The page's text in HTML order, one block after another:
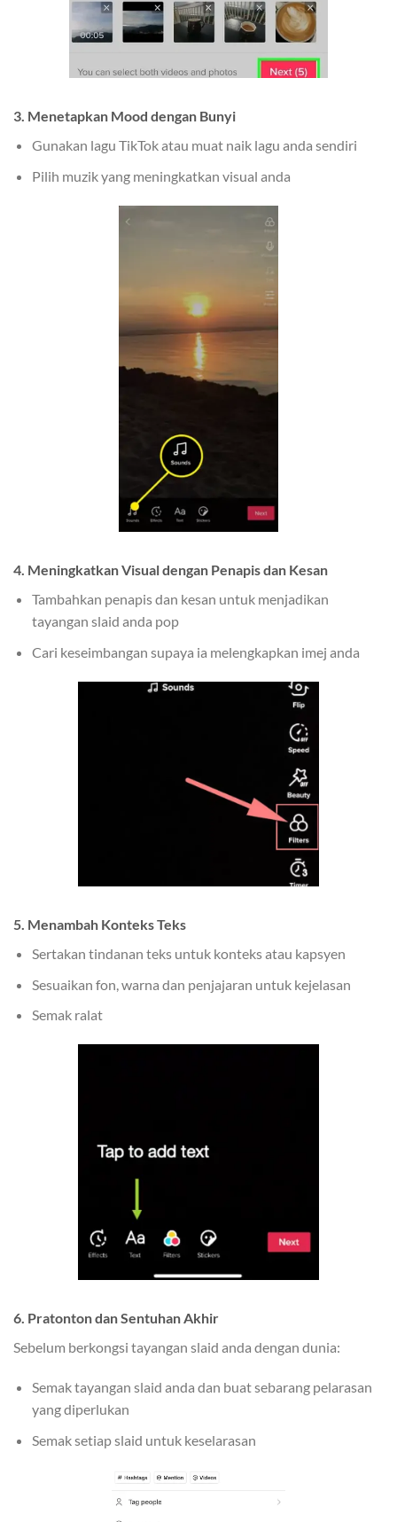
3. Menetapkan Mood dengan Bunyi
Gunakan lagu TikTok atau muat naik lagu anda sendiri
Pilih muzik yang meningkatkan visual anda
4. Meningkatkan Visual dengan Penapis dan Kesan
Tambahkan penapis dan kesan untuk menjadikan
tayangan slaid anda pop
Cari keseimbangan supaya ia melengkapkan imej anda
5. Menambah Konteks Teks
Sertakan tindanan teks untuk konteks atau kapsyen
Sesuaikan fon, warna dan penjajaran untuk kejelasan
Semak ralat
6. Pratonton dan Sentuhan Akhir
Sebelum berkongsi tayangan slaid anda dengan dunia:
Semak tayangan slaid anda dan buat sebarang pelarasan
yang diperlukan
Semak setiap slaid untuk keselarasan